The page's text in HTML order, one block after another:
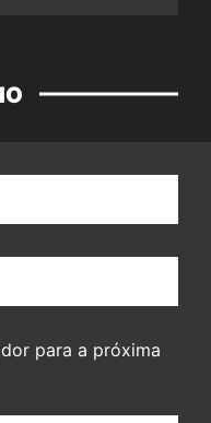
para a próxima